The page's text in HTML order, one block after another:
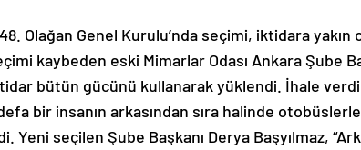
Olağan Genel Kurulu’nda seçimi, iktidara yakın
kaybeden eski Mimarlar Odası Ankara Şube
bütün gücünü kullanarak yüklendi. İhale
bir insanın arkasından sıra halinde
seçilen Şube Başkanı Derya Başyılmaz,